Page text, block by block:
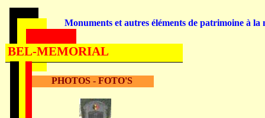
PHOTOS - FOTO'S
Monuments et autres éléments de patrimoine à la
BEL-MEMORIAL